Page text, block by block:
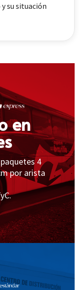
su situación
en
4
por arista